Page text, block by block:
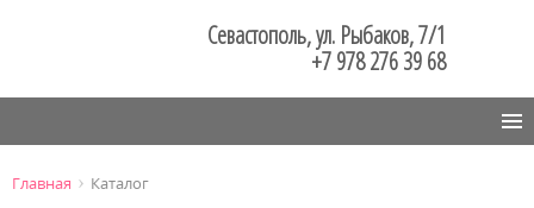
Севастополь, ул. Рыбаков, 7/1
+7 978 276 39 68
Главная › Каталог